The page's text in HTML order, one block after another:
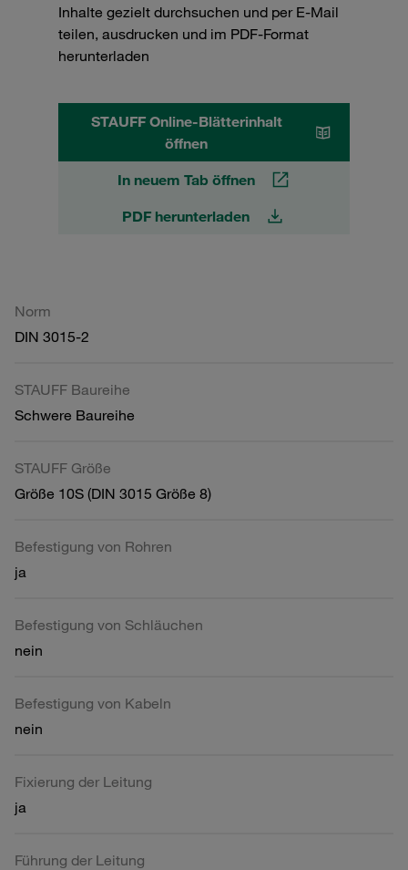
Inhalte gezielt durchsuchen und per E-Mail
teilen, ausdrucken und im PDF-Format
herunterladen
STAUFF Online-Blätterinhalt
öffnen
In neuem Tab öffnen
PDF herunterladen
Norm
DIN 3015-2
STAUFF Baureihe
Schwere Baureihe
STAUFF Größe
Größe 10S (DIN 3015 Größe 8)
Befestigung von Rohren
ja
Befestigung von Schläuchen
nein
Befestigung von Kabeln
nein
Fixierung der Leitung
ja
Führung der Leitung